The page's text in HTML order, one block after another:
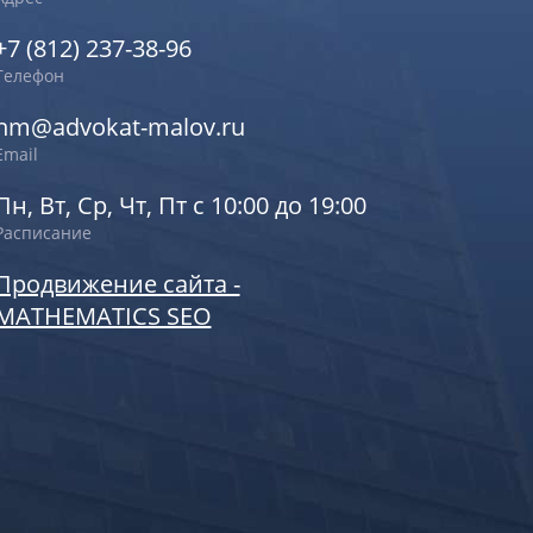
(812) 237-38-96
malov.ru
Вт, Ср, Чт, Пт с 10:00 до 19:00
сайта -
SEO